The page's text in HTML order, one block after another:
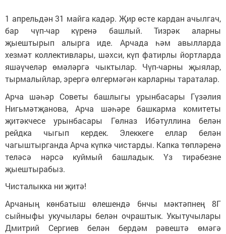
1 апрельдән 31 майга кадәр. Җир өсте кардан ачылгач,
бар чүп-чар күренә башлый. Тизрәк аларны
җыештырып алырга иде. Арчада һәм авылларда
хезмәт коллективлары, шәхси, күп фатирлы йортларда
яшәүчеләр өмәләргә чыктылар. Чүп-чарны җыялар,
тырмалыйлар, эрергә өлгермәгән карларны тараталар.
Арча шәһәр Советы башлыгы урынбасары Гүзәлия
Нигьмәтҗанова, Арча шәһәре башкарма комитеты
җитәкчесе урынбасары Гөлназ Ибәтуллина белән
рейдка чыгып кердек. Элеккеге еллар белән
чагыштырганда Арча күпкә чистарды. Капка төпләренә
теләсә нәрсә куймый башладык. Үз тирәбезне
җыештырабыз.
Чисталыкка ни җитә!
Арчаның көнбатыш өлешендә 6нчы мәктәпнең 8Г
сыйныфы укучылары белән очраштык. Укытучылары
Дмитрий Сергиев белән бердәм рәвештә өмәгә